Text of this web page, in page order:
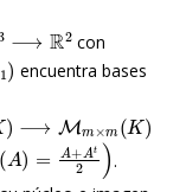
con
encuentra bases
× m
= A 2 )
.